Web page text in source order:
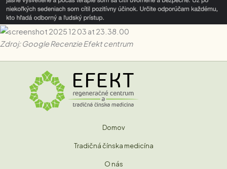
Zdroj: Google Recenzie Efekt centrum
Domov
Tradičná čínska medicína
O nás